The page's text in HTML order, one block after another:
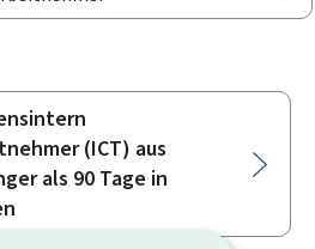
(ICT) aus
als 90 Tage in